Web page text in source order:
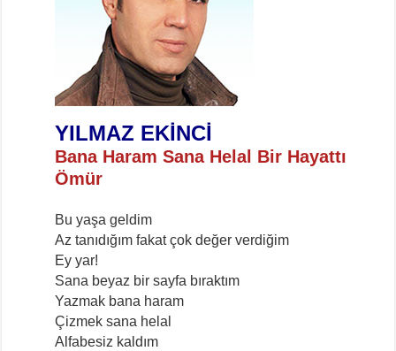
YILMAZ EKİNCİ
Bana Haram Sana Helal Bir Hayattı
Ömür
Bu yaşa geldim
Az tanıdığım fakat çok değer verdiğim
Ey yar!
Sana beyaz bir sayfa bıraktım
Yazmak bana haram
Çizmek sana helal
Alfabesiz kaldım